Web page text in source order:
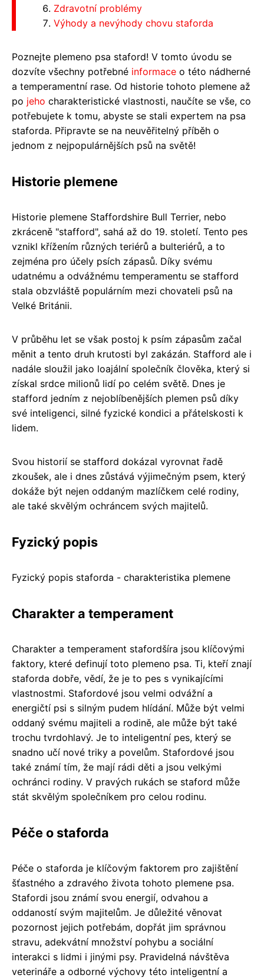
Zdravotní problémy
Výhody a nevýhody chovu staforda
Poznejte plemeno psa staford! V tomto úvodu se
dozvíte všechny potřebné informace o této nádherné
a temperamentní rase. Od historie tohoto plemene až
po jeho charakteristické vlastnosti, naučíte se vše, co
potřebujete k tomu, abyste se stali expertem na psa
staforda. Připravte se na neuvěřitelný příběh o
jednom z nejpopulárnějších psů na světě!
Historie plemene
Historie plemene Staffordshire Bull Terrier, nebo
zkráceně "stafford", sahá až do 19. století. Tento pes
vznikl křížením různých teriérů a bulteriérů, a to
zejména pro účely psích zápasů. Díky svému
udatnému a odvážnému temperamentu se stafford
stala obzvláště populárním mezi chovateli psů na
Velké Británii.
V průběhu let se však postoj k psím zápasům začal
měnit a tento druh krutosti byl zakázán. Stafford ale i
nadále sloužil jako loajální společník člověka, který si
získal srdce milionů lidí po celém světě. Dnes je
stafford jedním z nejoblíbenějších plemen psů díky
své inteligenci, silné fyzické kondici a přátelskosti k
lidem.
Svou historií se stafford dokázal vyrovnat řadě
zkoušek, ale i dnes zůstává výjimečným psem, který
dokáže být nejen oddaným mazlíčkem celé rodiny,
ale také skvělým ochráncem svých majitelů.
Fyzický popis
Fyzický popis staforda - charakteristika plemene
Charakter a temperament
Charakter a temperament stafordšíra jsou klíčovými
faktory, které definují toto plemeno psa. Ti, kteří znají
staforda dobře, vědí, že je to pes s vynikajícími
vlastnostmi. Stafordové jsou velmi odvážní a
energičtí psi s silným pudem hlídání. Může být velmi
oddaný svému majiteli a rodině, ale může být také
trochu tvrdohlavý. Je to inteligentní pes, který se
snadno učí nové triky a povelům. Stafordové jsou
také známí tím, že mají rádi děti a jsou velkými
ochránci rodiny. V pravých rukách se staford může
stát skvělým společníkem pro celou rodinu.
Péče o staforda
Péče o staforda je klíčovým faktorem pro zajištění
šťastného a zdravého života tohoto plemene psa.
Stafordi jsou známí svou energií, odvahou a
oddaností svým majitelům. Je důležité věnovat
pozornost jejich potřebám, dopřát jim správnou
stravu, adekvátní množství pohybu a sociální
interakci s lidmi i jinými psy. Pravidelná návštěva
veterináře a odborné výchovy této inteligentní a